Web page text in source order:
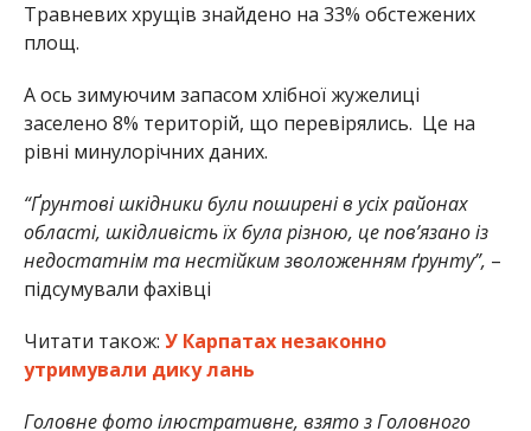
Травневих хрущів знайдено на 33% обстежених
площ.
А ось зимуючим запасом хлібної жужелиці
заселено 8% територій, що перевірялись. Це на
рівні минулорічних даних.
“Ґрунтові шкідники були поширені в усіх районах
області, шкідливість їх була різною, це пов’язано із
недостатнім та нестійким зволоженням ґрунту”, –
підсумували фахівці
Читати також: У Карпатах незаконно
утримували дику лань
Головне фото ілюстративне, взято з Головного